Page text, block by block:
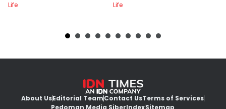
Life
Life
About UsEditorial TeamContact UsTerms of Services
Pedoman Media SiberIndexSitemap